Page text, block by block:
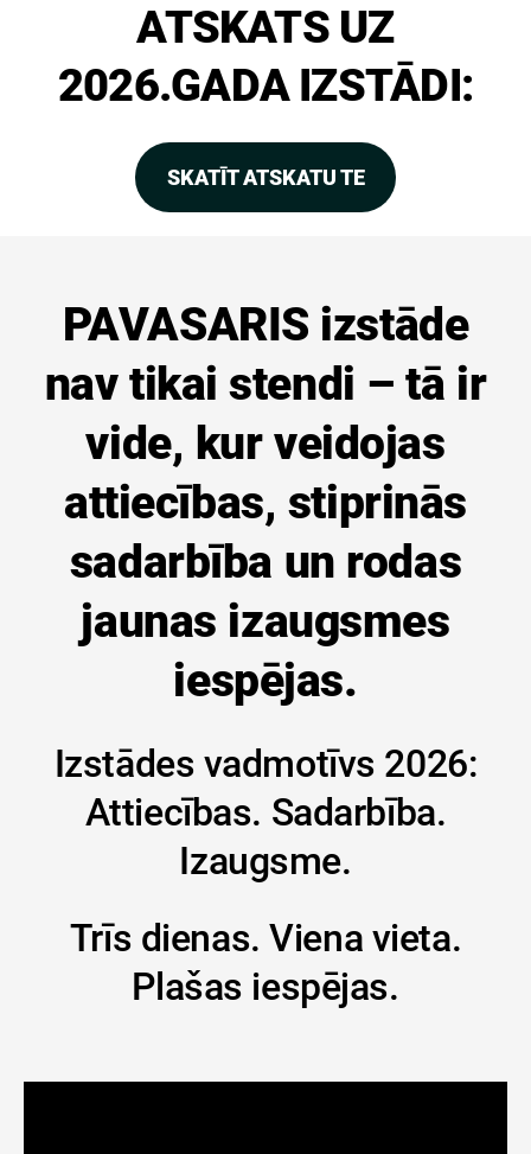
ATSKATS UZ
2026.GADA IZSTĀDI:
SKATĪT ATSKATU TE
PAVASARIS izstāde
nav tikai stendi – tā ir
vide, kur veidojas
attiecības, stiprinās
sadarbība un rodas
jaunas izaugsmes
iespējas.
Izstādes vadmotīvs 2026:
Attiecības. Sadarbība.
Izaugsme.
Trīs dienas. Viena vieta.
Plašas iespējas.